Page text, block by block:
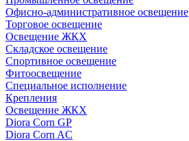
Офисно-административное освещение
Торговое освещение
Освещение ЖКХ
Складское освещение
Спортивное освещение
Фитоосвещение
Специальное исполнение
Крепления
Освещение ЖКХ
Diora Corn GP
Diora Corn AC